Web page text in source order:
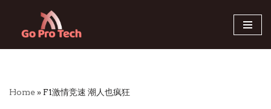
Skip
to
Home » F1激情竞速 潮人也疯狂